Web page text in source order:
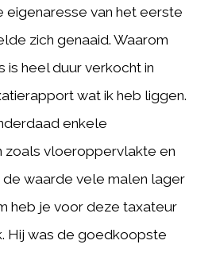
eigenaresse van het eerste
zich genaaid. Waarom
is heel duur verkocht in
wat ik heb liggen.
enkele
zoals vloeroppervlakte en
waarde vele malen lager
heb je voor deze taxateur
Hij was de goedkoopste